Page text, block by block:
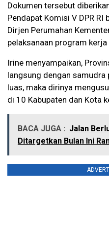
Dokumen tersebut
Pendapat Komisi V DPR RI
Dirjen Perumahan
pelaksanaan program
Irine menyampaikan,
langsung dengan samudra
luas, maka dirinya
di 10 Kabupaten dan Kota
BACA JUGA : Jalan
Ditargetkan Bulan Ini